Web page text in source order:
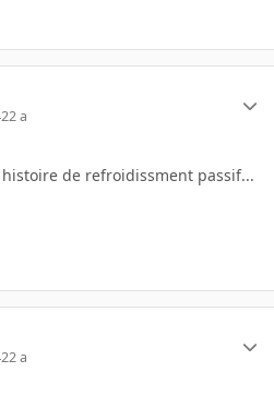
22 a
de refroidissment passif...
22 a